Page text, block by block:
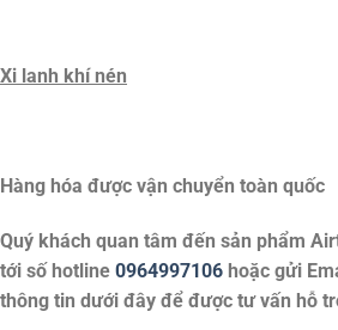
Xi lanh khí nén
Hàng hóa được vận chuyển toàn quốc
Quý khách quan tâm đến sản phẩm
tới số hotline 0964997106 hoặc gửi
thông tin dưới đây để được tư vấn hỗ